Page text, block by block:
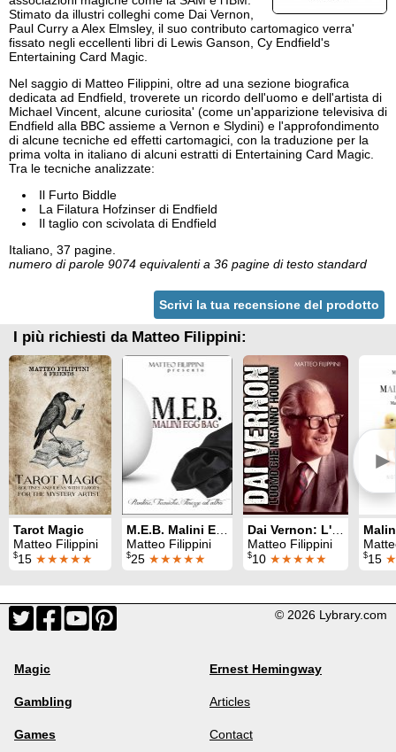
Stimato da illustri colleghi come Dai Vernon,
Paul Curry a Alex Elmsley, il suo contributo cartomagico verra'
fissato negli eccellenti libri di Lewis Ganson, Cy Endfield's
Entertaining Card Magic.
Nel saggio di Matteo Filippini, oltre ad una sezione biografica
dedicata ad Endfield, troverete un ricordo dell'uomo e dell'artista di
Michael Vincent, alcune curiosita' (come un'apparizione televisiva di
Endfield alla BBC assieme a Vernon e Slydini) e l'approfondimento
di alcune tecniche ed effetti cartomagici, con la traduzione per la
prima volta in italiano di alcuni estratti di Entertaining Card Magic.
Tra le tecniche analizzate:
Il Furto Biddle
La Filatura Hofzinser di Endfield
Il taglio con scivolata di Endfield
Italiano, 37 pagine.
numero di parole 9074 equivalenti a 36 pagine di testo standard
Scrivi la tua recensione del prodotto
I più richiesti da Matteo Filippini:
►
Tarot Magic
Matteo Filippini
$15 ★★★★★
M.E.B. Malini Egg Bag (Italian)
Matteo Filippini
$25 ★★★★★
Dai Vernon: L'Uomo Che Inganno' Houdini
Matteo Filippini
$10 ★★★★★ $15
© 2026 Lybrary.com
Magic
Gambling
Games
Ernest Hemingway
Articles
Contact